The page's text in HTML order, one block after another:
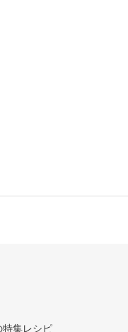
特集レシピ